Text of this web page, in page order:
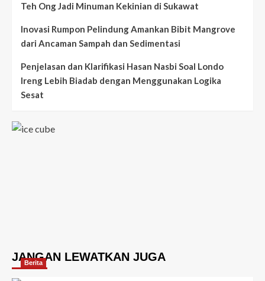
Teh Ong Jadi Minuman Kekinian di Sukawat
Inovasi Rumpon Pelindung Amankan Bibit Mangrove
dari Ancaman Sampah dan Sedimentasi
Penjelasan dan Klarifikasi Hasan Nasbi Soal Londo
Ireng Lebih Biadab dengan Menggunakan Logika
Sesat
JANGAN LEWATKAN JUGA
Berita